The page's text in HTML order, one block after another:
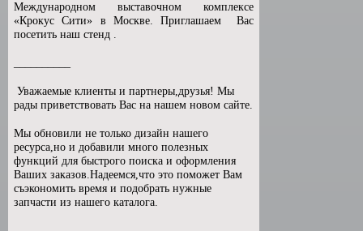
Международном выставочном комплексе
«Крокус Сити» в Москве. Приглашаем Вас
посетить наш стенд .
Уважаемые клиенты и партнеры,друзья! Мы
рады приветствовать Вас на нашем новом сайте.
Мы обновили не только дизайн нашего
ресурса,но и добавили много полезных
функций для быстрого поиска и оформления
Ваших заказов.Надеемся,что это поможет Вам
съэкономить время и подобрать нужные
запчасти из нашего каталога.